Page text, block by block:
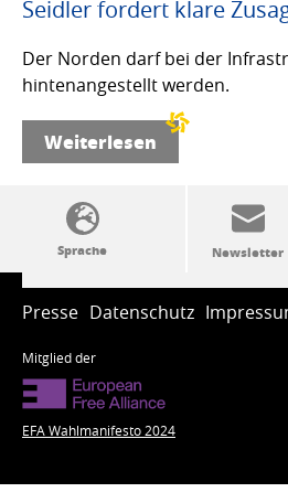
Seidler fordert klare
Der Norden darf bei der
hintenangestellt werden.
Weiterlesen
SSW-Politik von A bis Z
Presse Datenschutz
Mitglied der
EFA Wahlmanifesto 2024